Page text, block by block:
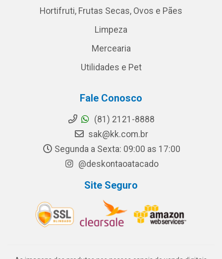
Hortifruti, Frutas Secas, Ovos e Pães
Limpeza
Mercearia
Utilidades e Pet
Fale Conosco
(81) 2121-8888
sak@kk.com.br
Segunda a Sexta: 09:00 as 17:00
@deskontaoatacado
Site Seguro